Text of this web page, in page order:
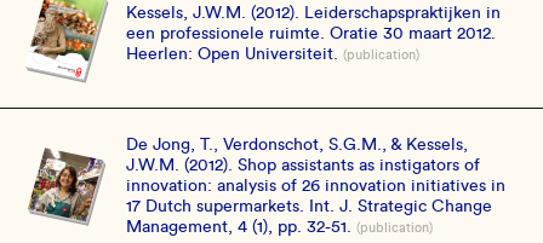
Kessels, J.W.M. (2012). Leiderschapspraktijken in
een professionele ruimte. Oratie 30 maart 2012.
Heerlen: Open Universiteit. (publication)
De Jong, T., Verdonschot, S.G.M., & Kessels,
J.W.M. (2012). Shop assistants as instigators of
innovation: analysis of 26 innovation initiatives in
17 Dutch supermarkets. Int. J. Strategic Change
Management, 4 (1), pp. 32-51.
(publication)